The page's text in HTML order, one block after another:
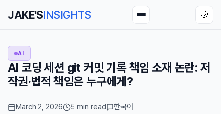
JAKE'SINSIGHTS 🌙
AI
AI 코딩 세션 git 커밋 기록 책임 소재 논란: 저
작권·법적 책임은 누구에게?
March 2, 2026 5 min read 한국어